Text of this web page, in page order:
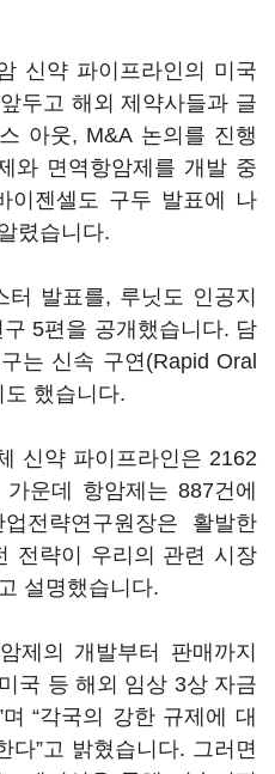
신약 파이프라인의 미국
두고 해외 제약사들과 글
아웃, M&A 논의를 진행
와 면역항암제를 개발 중
이젠셀도 구두 발표에 나
렸습니다.
발표를, 루닛도 인공지
5편을 공개했습니다. 담
는 신속 구연(Rapid Oral
했습니다.
신약 파이프라인은 2162
운데 항암제는 887건에
전략연구원장은 활발한
전략이 우리의 관련 시장
설명했습니다.
제의 개발부터 판매까지
국 등 해외 임상 3상 자금
“각국의 강한 규제에 대
다”고 밝혔습니다. 그러면